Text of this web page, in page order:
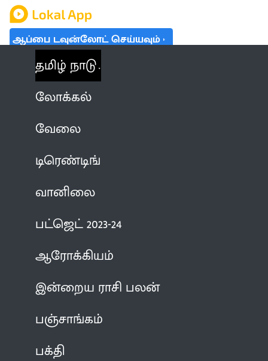
ஆப்பை டவுன்லோட் செய்யவும்
தமிழ் நாடு
லோக்கல்
வேலை
டிரெண்டிங்
வானிலை
பட்ஜெட் 2023-24
ஆரோக்கியம்
இன்றைய ராசி பலன்
பஞ்சாங்கம்
பக்தி